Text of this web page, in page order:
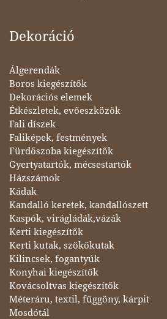
Dekoráció
Álgerendák
Boros kiegészítők
Dekorációs elemek
Étkészletek, evőeszközök
Fali díszek
Faliképek, festmények
Fürdőszoba kiegészítők
Gyertyatartók, mécsestartók
Házszámok
Kádak
Kandalló keretek, kandallószett
Kaspók, virágládák,vázák
Kerti kiegészítők
Kerti kutak, szökőkutak
Kilincsek, fogantyúk
Konyhai kiegészítők
Kovácsoltvas kiegészítők
Méteráru, textil, függöny, kárpit
Mosdótál